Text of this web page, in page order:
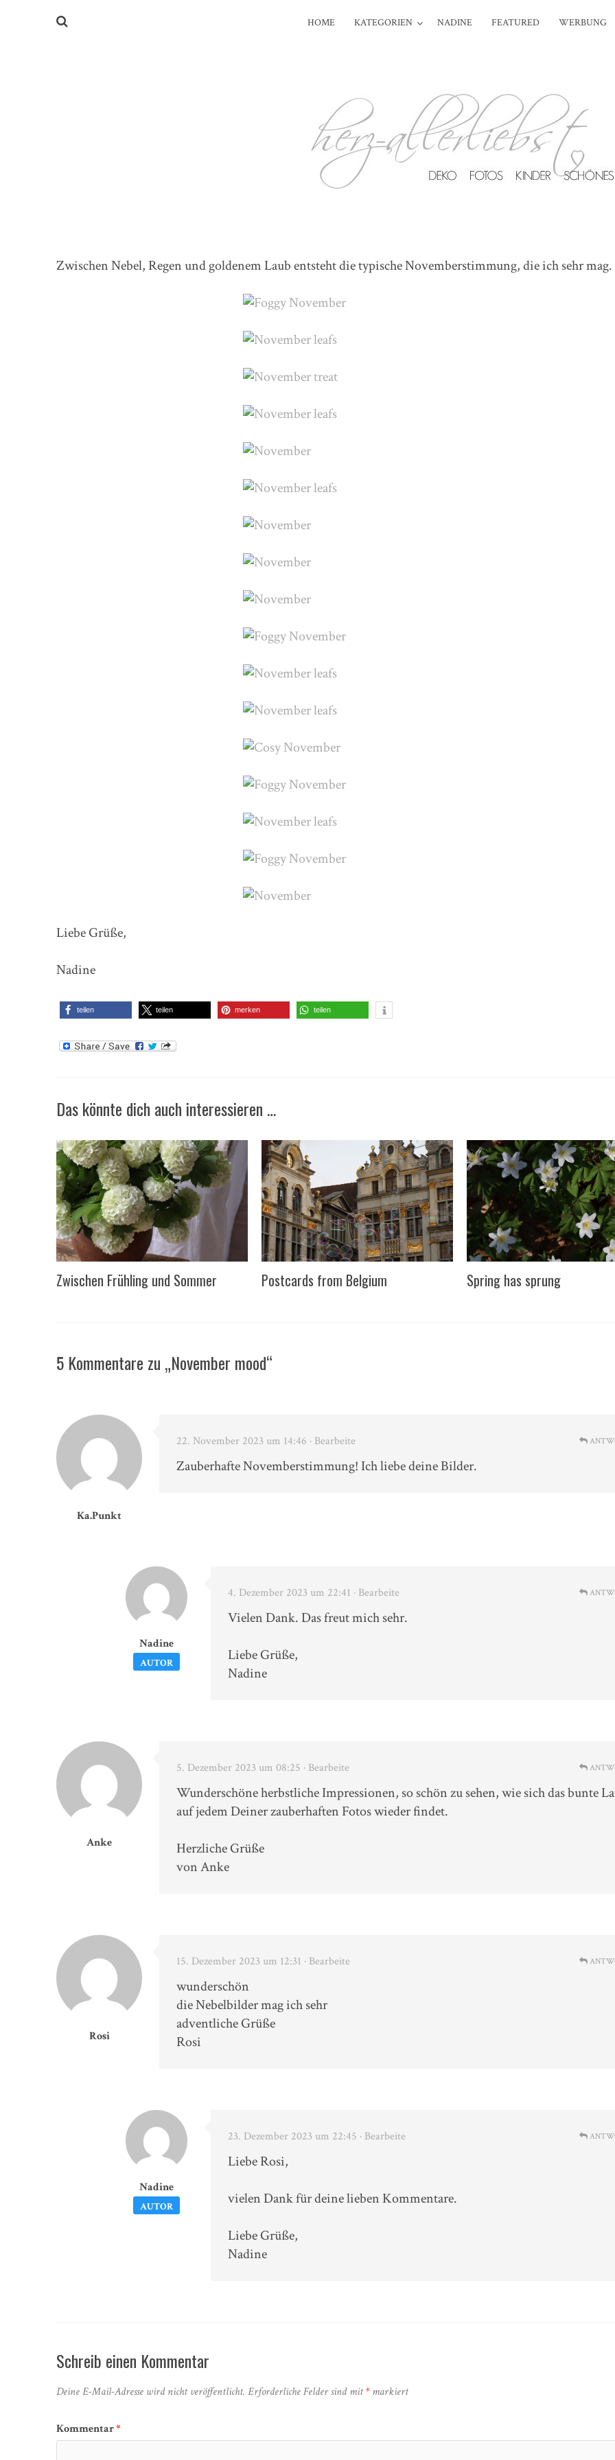
HOME KATEGORIEN NADINE FEATURED WERBUNG
Zwischen Nebel, Regen und goldenem Laub entsteht die typische Novemberstimmung, die ich sehr mag.
Liebe Grüße,
Nadine
teilen teilen merken teilen
Das könnte dich auch interessieren …
Zwischen Frühling und Sommer Postcards from Belgium Spring has sprung
5 Kommentare zu „November mood“
Ka.Punkt
22. November 2023 um 14:46 · Bearbeite
Zauberhafte Novemberstimmung! Ich liebe deine Bilder.
Nadine
AUTOR
4. Dezember 2023 um 22:41 · Bearbeite
Vielen Dank. Das freut mich sehr.
Liebe Grüße,
Nadine
Anke
5. Dezember 2023 um 08:25 · Bearbeite
Wunderschöne herbstliche Impressionen, so schön zu sehen, wie sich das bunte
auf jedem Deiner zauberhaften Fotos wieder findet.
Herzliche Grüße
von Anke
Rosi
15. Dezember 2023 um 12:31 · Bearbeite
wunderschön
die Nebelbilder mag ich sehr
adventliche Grüße
Rosi
Nadine
AUTOR
23. Dezember 2023 um 22:45 · Bearbeite
Liebe Rosi,
vielen Dank für deine lieben Kommentare.
Liebe Grüße,
Nadine
Schreib einen Kommentar
Deine E-Mail-Adresse wird nicht veröffentlicht. Erforderliche Felder sind mit*markiert
Kommentar*